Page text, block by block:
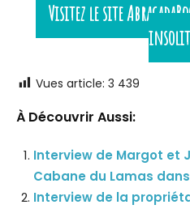
Visitez le site
Vues article: 3 439
À Découvrir Aussi:
Interview de Margot et
Cabane du Lamas
Interview de la